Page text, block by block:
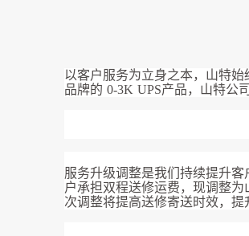
以客户服务为立身之本，山特
品牌的 0-3K UPS产品，山特公
服务升级调整是我们持续提升
户承担双程送修运费，现调整
次调整将提高送修寄送时效，提